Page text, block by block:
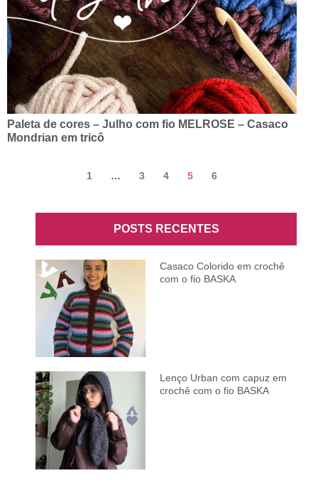
Paleta de cores – Julho com fio MELROSE – Casaco
Mondrian em tricô
1 … 3 4 5 6
POSTS RECENTES
Casaco Colorido em crochê
com o fio BASKA
Lenço Urban com capuz em
crochê com o fio BASKA